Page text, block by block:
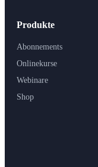
Produkte
Abonnements
Onlinekurse
Webinare
Shop